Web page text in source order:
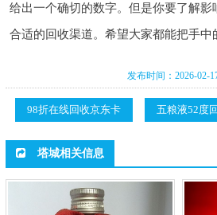
给出一个确切的数字。但是你要了解影
合适的回收渠道。希望大家都能把手中
发布时间：2026-02-
98折在线回收京东卡 五粮液52度
塔城相关信息